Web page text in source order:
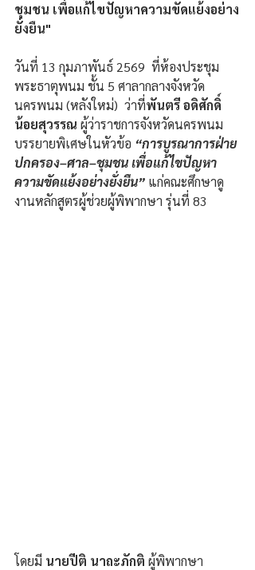
ชุมชน เพื่อแก้ไขปัญหาความขัดแย้งอย่าง
ยั่งยืน"
วันที่ 13 กุมภาพันธ์ 2569  ที่ห้องประชุม
พระธาตุพนม ชั้น 5 ศาลากลางจังหวัด
นครพนม (หลังใหม่)  ว่าที่พันตรี อดิศักดิ์
น้อยสุวรรณ ผู้ว่าราชการจังหวัดนครพนม
บรรยายพิเศษในหัวข้อ “การบูรณาการฝ่าย
ปกครอง–ศาล–ชุมชน เพื่อแก้ไขปัญหา
ความขัดแย้งอย่างยั่งยืน” แก่คณะศึกษาดู
งานหลักสูตรผู้ช่วยผู้พิพากษา รุ่นที่ 83
โดยมี นายปีติ นาถะภักติ ผู้พิพากษา